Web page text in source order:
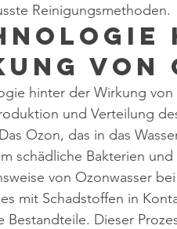
Reinigungsmethoden.
von
hinter der Wirkung
und Verteilung
Ozon, das in das
schädliche Bakterien
von Ozonwasser
mit Schadstoffen in
Bestandteile. Dieser